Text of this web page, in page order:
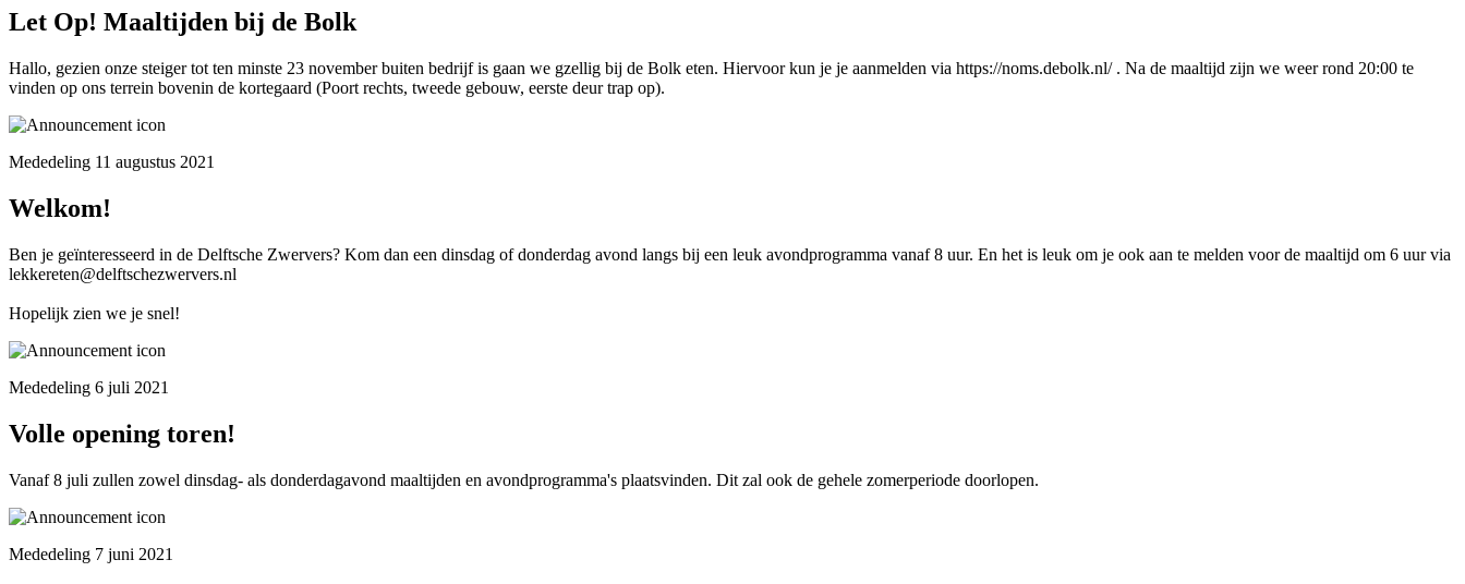
Let Op! Maaltijden bij de Bolk
Hallo, gezien onze steiger tot ten minste 23 november buiten bedrijf is gaan we gzellig bij de Bolk eten. Hiervoor kun je je aanmelden via https://noms.debolk.nl/ . Na de maaltijd zijn we weer rond 20:00 te
vinden op ons terrein bovenin de kortegaard (Poort rechts, tweede gebouw, eerste deur trap op).
Mededeling 11 augustus 2021
Welkom!
Ben je geïnteresseerd in de Delftsche Zwervers? Kom dan een dinsdag of donderdag avond langs bij een leuk avondprogramma vanaf 8 uur. En het is leuk om je ook aan te melden voor de maaltijd om 6 uur via
lekkereten@delftschezwervers.nl
Hopelijk zien we je snel!
Mededeling 6 juli 2021
Volle opening toren!
Vanaf 8 juli zullen zowel dinsdag- als donderdagavond maaltijden en avondprogramma's plaatsvinden. Dit zal ook de gehele zomerperiode doorlopen.
Mededeling 7 juni 2021